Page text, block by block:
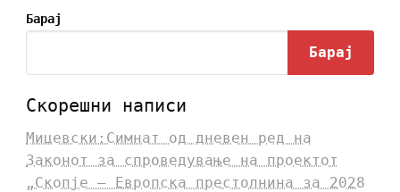
Барај
Барај
Скорешни написи
Мицевски:Симнат од дневен ред на
Законот за спроведување на проектот
„Скопје – Европска престолнина за 2028